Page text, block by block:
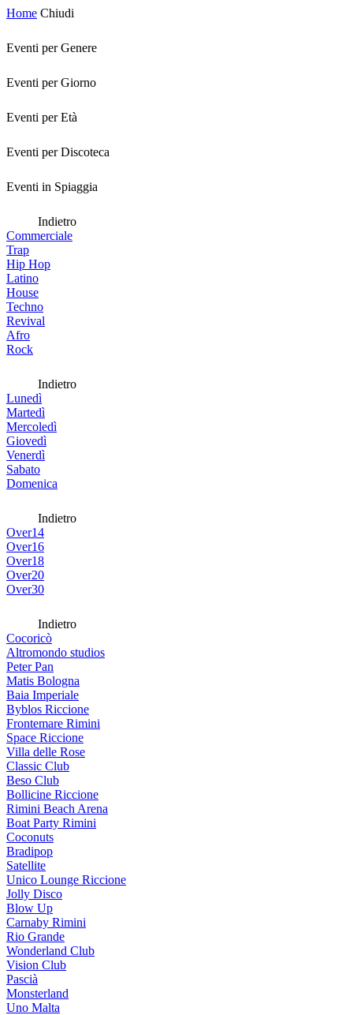
Home Chiudi
Eventi per Genere
Eventi per Giorno
Eventi per Età
Eventi per Discoteca
Eventi in Spiaggia
Indietro
Commerciale
Trap
Hip Hop
Latino
House
Techno
Revival
Afro
Rock
Indietro
Lunedì
Martedì
Mercoledì
Giovedì
Venerdì
Sabato
Domenica
Indietro
Over14
Over16
Over18
Over20
Over30
Indietro
Cocoricò
Altromondo studios
Peter Pan
Matis Bologna
Baia Imperiale
Byblos Riccione
Frontemare Rimini
Space Riccione
Villa delle Rose
Classic Club
Beso Club
Bollicine Riccione
Rimini Beach Arena
Boat Party Rimini
Coconuts
Bradipop
Satellite
Unico Lounge Riccione
Jolly Disco
Blow Up
Carnaby Rimini
Rio Grande
Wonderland Club
Vision Club
Pascià
Monsterland
Uno Malta